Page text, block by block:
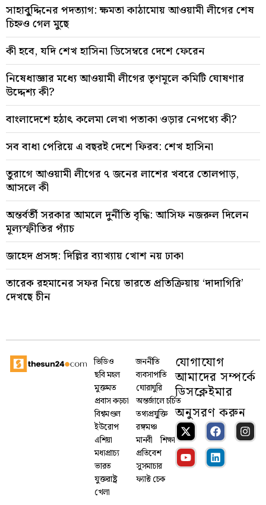
সাহাবু্দ্দিনের পদত্যাগ: ক্ষমতা কাঠামোয় আওয়ামী লীগের শেষ
চিহ্নও গেল মুছে
কী হবে, যদি শেখ হাসিনা ডিসেম্বরে দেশে ফেরেন
নিষেধাজ্ঞার মধ্যে আওয়ামী লীগের তৃণমূলে কমিটি ঘোষণার
উদ্দেশ্য কী?
বাংলাদেশে হঠাৎ কলেমা লেখা পতাকা ওড়ার নেপথ্যে কী?
সব বাধা পেরিয়ে এ বছরই দেশে ফিরব: শেখ হাসিনা
তুরাগে আওয়ামী লীগের ৭ জনের লাশের খবরে তোলপাড়,
আসলে কী
অন্তর্বর্তী সরকার আমলে দুর্নীতি বৃদ্ধি: আসিফ নজরুল দিলেন
মূল্যস্ফীতির প্যাঁচ
জাহেদ প্রসঙ্গ: দিল্লির ব্যাখ্যায় খোশ নয় ঢাকা
তারেক রহমানের সফর নিয়ে ভারতে প্রতিক্রিয়ায় ‘দাদাগিরি’
দেখছে চীন
ভিডিও
ছবি মহল
মুক্তমত
প্রবাস কড়চা
বিশ্বমণ্ডল
ইউরোপ
এশিয়া
মধ্যপ্রাচ্য
ভারত
যুক্তরাষ্ট্র
খেলা
জননীতি
ব্যবসাপাতি
ঘোরাঘুরি
অন্তর্জালে চর্চিত
তথ্যপ্রযু্ক্তি
রঙ্গমঞ্চ
মানবী
শিক্ষা
প্রতিবেশ
সুসমাচার
ফ্যাক্ট চেক
যোগাযোগ
আমাদের সম্পর্কে
ডিসক্লেইমার
অনুসরণ করুন